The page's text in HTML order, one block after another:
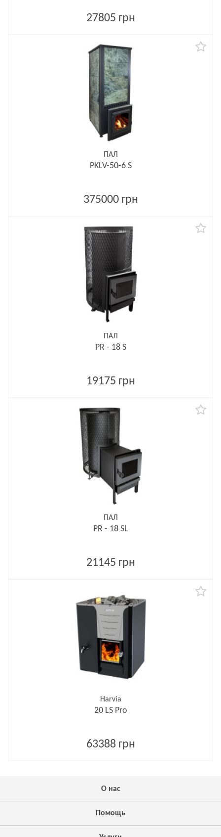
27805 грн
ПАЛ
PKLV-50-6 S
375000 грн
ПАЛ
PR - 18 S
19175 грн
ПАЛ
PR - 18 SL
21145 грн
Harvia
20 LS Pro
63388 грн
О нас
Помощь